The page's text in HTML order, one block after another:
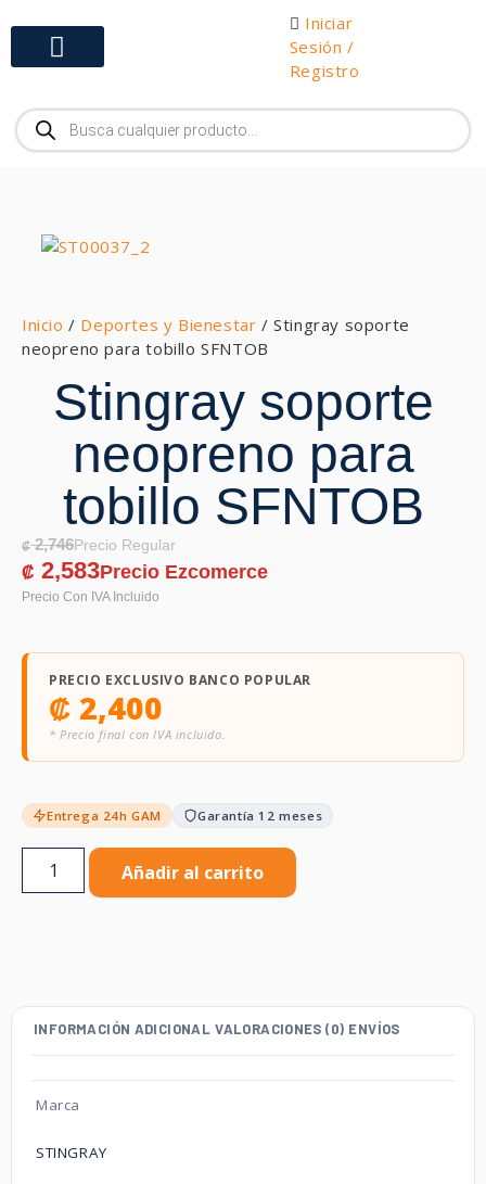
Iniciar
Sesión /
Registro
Inicio / Deportes y Bienestar / Stingray soporte
neopreno para tobillo SFNTOB
Stingray soporte
neopreno para
tobillo SFNTOB
₡2,746
₡ 2,583
PRECIO EXCLUSIVO BANCO POPULAR
₡ 2,400
* Precio final con IVA incluido.
Entrega 24h GAM Garantía 12 meses
Añadir al carrito
INFORMACIÓN ADICIONAL VALORACIONES (0) ENVÍOS
Marca
STINGRAY